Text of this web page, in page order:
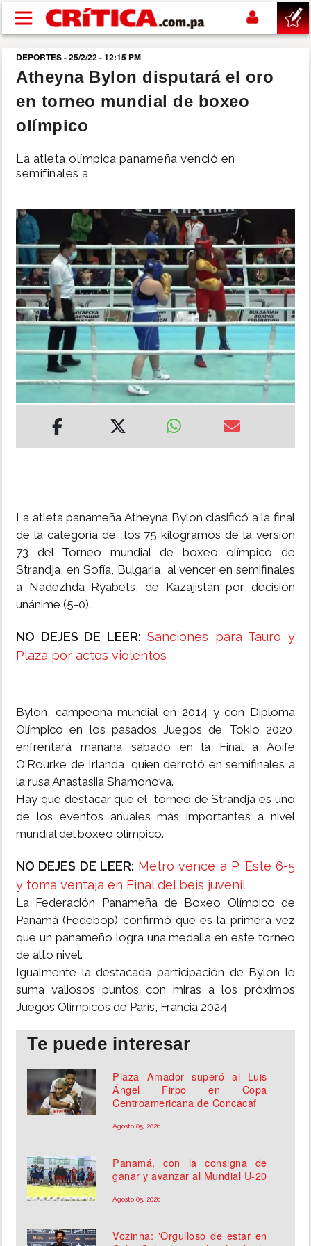
Pasar al contenido principal
buscar
SUCESOS
POLÍTICA
SHOW
DEPORTES
MUNDO
INSÓLITAS
MULTIMEDIA
DEPORTES - 25/2/22 - 12:15 PM
Atheyna Bylon disputará el oro
en torneo mundial de boxeo
olímpico
La atleta olímpica panameña venció en
semifinales a
La atleta panameña Atheyna Bylon clasificó a la final
de la categoría de los 75 kilogramos de la versión
73 del Torneo mundial de boxeo olímpico de
Strandja, en Sofía, Bulgaria, al vencer en semifinales
a Nadezhda Ryabets, de Kazajistán por decisión
unánime (5-0).
NO DEJES DE LEER: Sanciones para Tauro y
Plaza por actos violentos
Bylon, campeona mundial en 2014 y con Diploma
Olímpico en los pasados Juegos de Tokio 2020,
enfrentará mañana sábado en la Final a Aoife
O'Rourke de Irlanda, quien derrotó en semifinales a
la rusa Anastasiia Shamonova.
Hay que destacar que el torneo de Strandja es uno
de los eventos anuales más importantes a nivel
mundial del boxeo olímpico.
NO DEJES DE LEER: Metro vence a P. Este 6-5
y toma ventaja en Final del beis juvenil
La Federación Panameña de Boxeo Olímpico de
Panamá (Fedebop) confirmó que es la primera vez
que un panameño logra una medalla en este torneo
de alto nivel.
Igualmente la destacada participación de Bylon le
suma valiosos puntos con miras a los próximos
Juegos Olímpicos de París, Francia 2024.
Te puede interesar
Plaza Amador superó al Luis
Ángel Firpo en Copa
Centroamericana de Concacaf
Agosto 05, 2026
Panamá, con la consigna de
ganar y avanzar al Mundial U-20
Agosto 05, 2026
Vozinha: 'Orgulloso de estar en